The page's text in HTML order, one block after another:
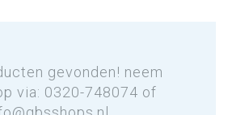
gevonden! neem
via: 0320-748074 of